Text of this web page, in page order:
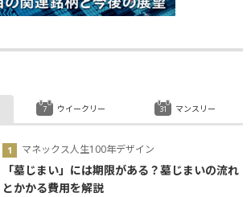
マネックス人生100年デザイン
「墓じまい」には期限がある？墓じまいの流れ
とかかる費用を解説
ウイークリー マンスリー